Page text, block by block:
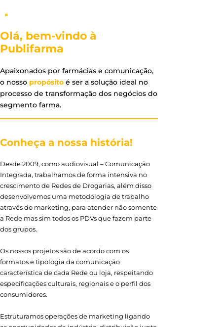
Olá, bem-vindo à
Publifarma
Apaixonados por farmácias e comunicação,
o nosso propósito é ser a solução ideal no
processo de transformação dos negócios do
segmento farma.
Conheça a nossa história!
Desde 2009, como audiovisual – Comunicação
Integrada, trabalhamos de forma intensiva no
crescimento de Redes de Drogarias, além disso
desenvolvemos uma metodologia de trabalho
através do marketing, para atender não somente
a Rede mas sim todos os PDVs que fazem parte
dos grupos.
Os nossos projetos são de acordo com os
formatos e tipologia da comunicação
característica de cada Rede ou loja, respeitando
especificações culturais, regionais e o perfil dos
consumidores.
Estruturamos operações de marketing ligando